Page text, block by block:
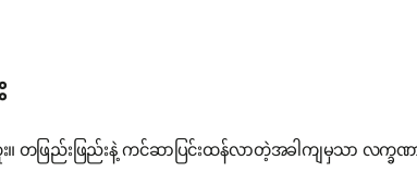
ဖြည်းဖြည်းနဲ့ ကင်ဆာပြင်းထန်လာတဲ့အခါကျမှသာ လ